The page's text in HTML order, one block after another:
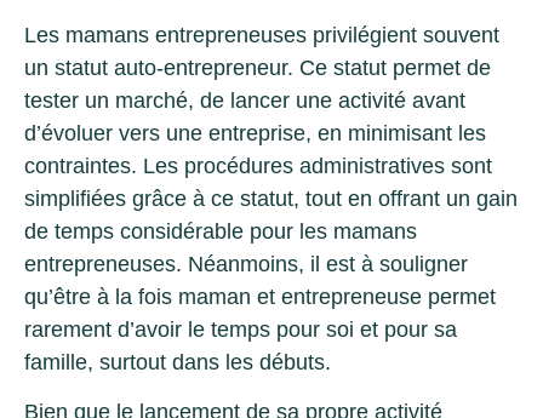
Les mamans entrepreneuses privilégient souvent
un statut auto-entrepreneur. Ce statut permet de
tester un marché, de lancer une activité avant
d’évoluer vers une entreprise, en minimisant les
contraintes. Les procédures administratives sont
simplifiées grâce à ce statut, tout en offrant un gain
de temps considérable pour les mamans
entrepreneuses. Néanmoins, il est à souligner
qu’être à la fois maman et entrepreneuse permet
rarement d’avoir le temps pour soi et pour sa
famille, surtout dans les débuts.
Bien que le lancement de sa propre activité